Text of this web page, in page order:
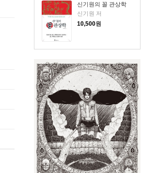
신기원의 꼴 관상학
신기원 저
10,500원